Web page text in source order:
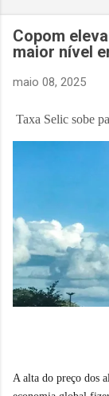
Copom
maior nível
maio 08, 2025
Taxa Selic sobe
A alta do preço dos